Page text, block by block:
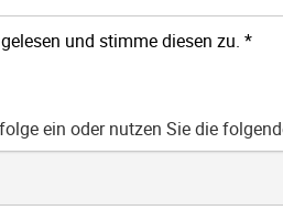
gelesen und stimme diesen zu. *